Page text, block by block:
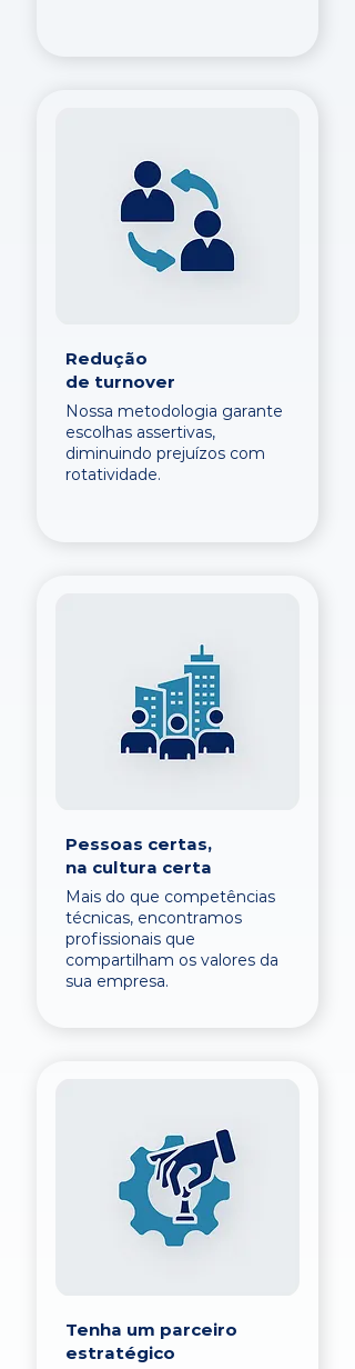
Redução
de turnover
Nossa metodologia garante
escolhas assertivas,
diminuindo prejuízos com
rotatividade.
Pessoas certas,
na cultura certa
Mais do que competências
técnicas, encontramos
profissionais que
compartilham os valores da
sua empresa.
Tenha um parceiro
estratégico